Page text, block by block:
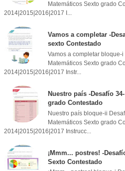
Matemáticos Sexto grado
2014|2015|2016|2017 I...
Vamos a completar -
sexto Contestado
Vamos a completar bloque-
Matemáticos Sexto grado
2014|2015|2016|2017 Instr...
Nuestro país -Desafío
grado Contestado
Nuestro país bloque-ii
Matemáticos Sexto grado
2014|2015|2016|2017 Instrucc...
¡Mmm... postres! -
Sexto Contestado